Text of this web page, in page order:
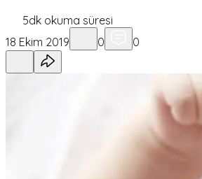
5dk okuma süresi
18 Ekim 2019
0 0